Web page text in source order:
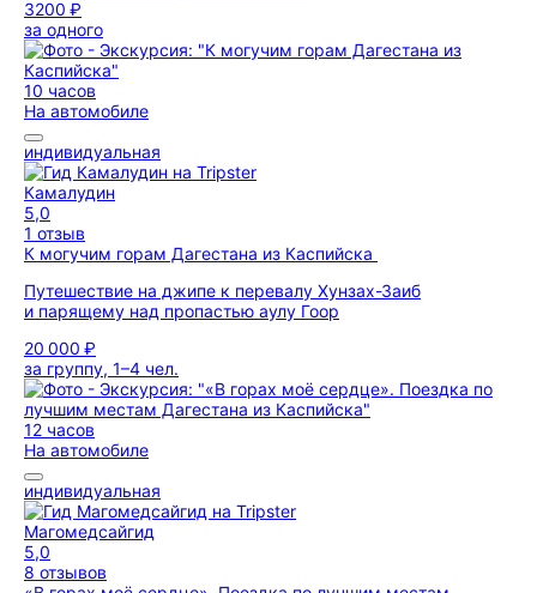
3200 ₽
за одного
10 часов
На автомобиле
индивидуальная
Камалудин
5,0
1 отзыв
К могучим горам Дагестана из Каспийска
Путешествие на джипе к перевалу Хунзах-Заиб
и парящему над пропастью аулу Гоор
20 000 ₽
за группу, 1–4 чел.
12 часов
На автомобиле
индивидуальная
Магомедсайгид
5,0
8 отзывов